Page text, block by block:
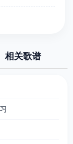
相关歌谱